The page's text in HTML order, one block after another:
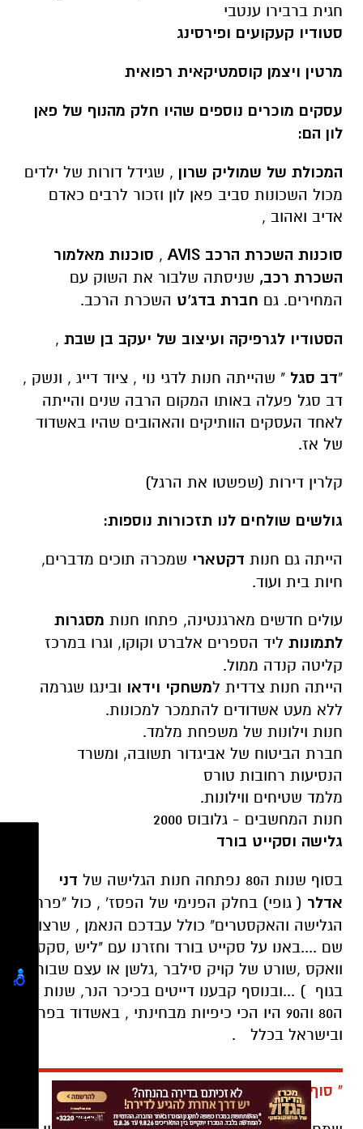
חגית ברבירו ענטבי
סטודיו קעקועים ופירסינג
מרטין ויצמן קוסמטיקאית רפואית
עסקים מוכרים נוספים שהיו חלק מהנוף של פאן
לון הם:
המכולת של שמוליק שרון , שגידל דורות של ילדים
מכול השכונות סביב פאן לון וזכור לרבים כאדם
אדיב ואהוב ,
סוכנות השכרת הרכב AVIS
, סוכנות מאלמור
השכרת רכב, שניסתה שלבור את השוק עם
המחירים. גם חברת בדג'ט השכרת הרכב.
הסטודיו לגרפיקה ועיצוב של יעקב בן שבת ,
"דב סגל " שהייתה חנות לדגי נוי , ציוד דייג , ונשק ,
דב סגל פעלה באותו המקום הרבה שנים והייתה
לאחד העסקים הוותיקים והאהובים שהיו באשדוד
של אז.
קלרין דירות (שפשטו את הרגל)
גולשים שולחים לנו תזכורות נוספות:
הייתה גם חנות דקטארי שמכרה תוכים מדברים,
חיות בית ועוד.
עולים חדשים מארגנטינה, פתחו חנות מסגרות
לתמונות ליד הספרים אלברט וקוקו, וגרו במרכז
קליטה קנדה ממול.
הייתה חנות צדדית למשחקי וידאו ובינגו שגרמה
ללא מעט אשדודים להתמכר למכונות.
חנות וילונות של משפחת מלמד.
חברת הביטוח של אביגדור תשובה, ומשרד
הנסיעות רחובות טורס
מלמד שטיחים ווילונות.
חנות המחשבים - גלובוס 2000
גלישה וסקייט בורד
בסוף שנות ה80 נפתחה חנות הגלישה של
דני
אדלר ( גופי) בחלק הפנימי של הפסז' , כול "פרחחי
הגלישה והאקסטרים" כולל עבדכם הנאמן , שרצו
שם ....באנו על סקייט בורד וחזרנו עם "ליש ,סקס
וואקס ,שורט של קויק סילבר ,גלשן או עצם שבורה
בגוף ) ...ובנוסף קבענו דייטים בכיכר הנר, שנות
ה80 וה90 היו הכי כיפיות מבחינתי , באשדוד בפרט
ובישראל בכלל .
" סוף הסיפור "